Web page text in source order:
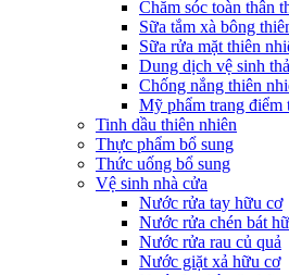
Chăm sóc toàn thân
Sữa tắm xà bông
Sữa rửa mặt thiên
Dung dịch vệ sinh
Chống nắng thiên
Mỹ phẩm trang điểm
Tinh dầu thiên nhiên
Thực phẩm bổ sung
Thức uống bổ sung
Vệ sinh nhà cửa
Nước rửa tay hữu cơ
Nước rửa chén bát
Nước rửa rau củ quả
Nước giặt xả hữu cơ